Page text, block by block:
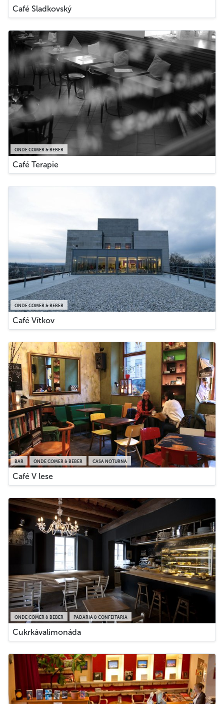
Café Sladkovský
ONDE COMER & BEBER
Café Terapie
ONDE COMER & BEBER
Café Vítkov
BAR ONDE COMER & BEBER CASA NOTURNA
Café V lese
ONDE COMER & BEBER PADARIA & CONFEITARIA
Cukrkávalimonáda